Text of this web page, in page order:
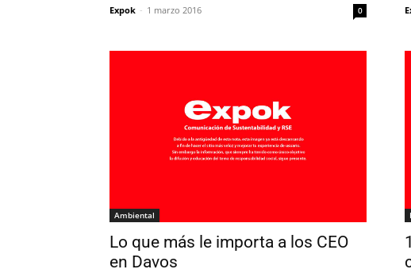
Expok - 1 marzo 2016 0
Ambiental
Lo que más le importa a los CEO
en Davos